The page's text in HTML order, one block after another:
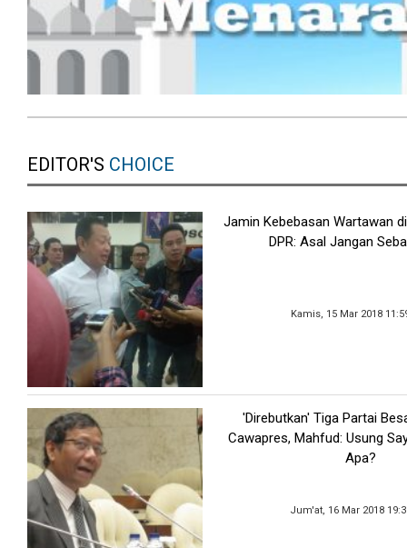
EDITOR'S CHOICE
Jamin Kebebasan Wartawan
DPR: Asal Jangan
Kamis, 15 Mar 2018
'Direbutkan' Tiga Partai
Cawapres, Mahfud: Usung
Apa?
Jum'at, 16 Mar 2018